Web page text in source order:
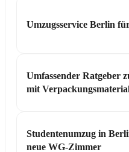
Umzugsservice Berlin
Umfassender Ratgeber
mit
Studentenumzug in
neue WG-Zimmer